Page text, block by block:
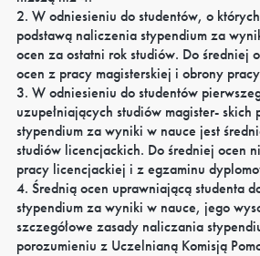
2. W odniesieniu do studentów, o
podstawą naliczenia stypendium za
ocen za ostatni rok studiów. Do średniej
ocen z pracy magisterskiej i obrony
3. W odniesieniu do studentów
uzupełniających studiów magister-
stypendium za wyniki w nauce jest
studiów licencjackich. Do średniej ocen
pracy licencjackiej i z egzaminu
4. Średnią ocen uprawniającą studenta
stypendium za wyniki w nauce, jego
szczegółowe zasady naliczania
porozumieniu z Uczelnianą Komisją